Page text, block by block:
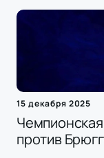
15 декабря 2025
против